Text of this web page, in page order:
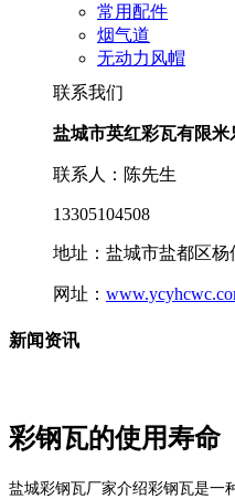
常用配件
烟气道
无动力风帽
联系我们
盐城市英红彩瓦有限米
联系人：陈先生
13305104508
地址：盐城市盐都区杨
网址：
新闻资讯
彩钢瓦的使用寿命
盐城彩钢瓦厂家介绍彩钢瓦是一